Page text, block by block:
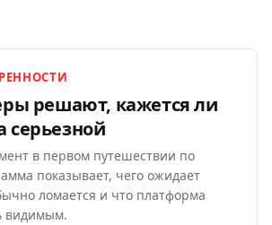
решают, кажется ли
серьезной
в первом путешествии по
показывает, чего ожидает
ломается и что платформа
видимым.